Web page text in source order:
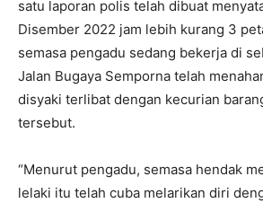
satu laporan polis telah dibuat
Disember 2022 jam lebih kurang 3
semasa pengadu sedang bekerja di
Jalan Bugaya Semporna telah
disyaki terlibat dengan kecurian
tersebut.
“Menurut pengadu, semasa hendak
lelaki itu telah cuba melarikan diri